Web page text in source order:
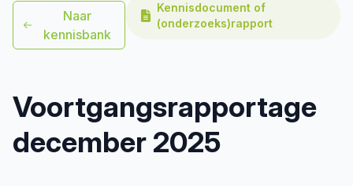
Naar
kennisbank
Kennisdocument of
(onderzoeks)rapport
Voortgangsrapportage
december 2025